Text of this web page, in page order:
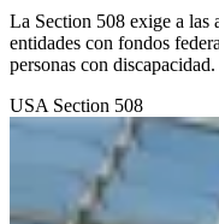
La Section 508 exige a las
entidades con fondos
personas con discapacidad.
USA Section 508